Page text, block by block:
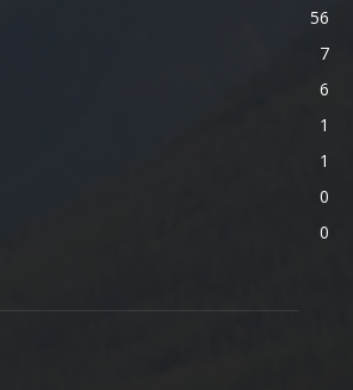
56
7
6
1
1
0
0